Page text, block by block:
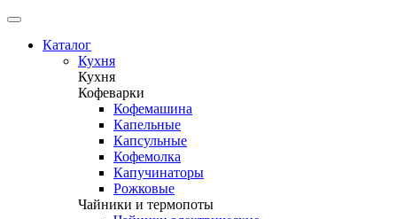
Каталог
Кухня
Кухня
Кофеварки
Кофемашина
Капельные
Капсульные
Кофемолка
Капучинаторы
Рожковые
Чайники и термопоты